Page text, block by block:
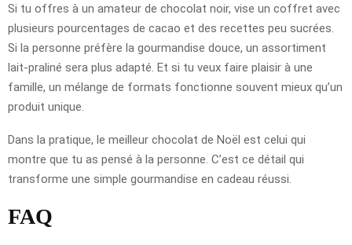
Si tu offres à un amateur de chocolat noir, vise un coffret avec
plusieurs pourcentages de cacao et des recettes peu sucrées.
Si la personne préfère la gourmandise douce, un assortiment
lait-praliné sera plus adapté. Et si tu veux faire plaisir à une
famille, un mélange de formats fonctionne souvent mieux qu’un
produit unique.
Dans la pratique, le meilleur chocolat de Noël est celui qui
montre que tu as pensé à la personne. C’est ce détail qui
transforme une simple gourmandise en cadeau réussi.
FAQ